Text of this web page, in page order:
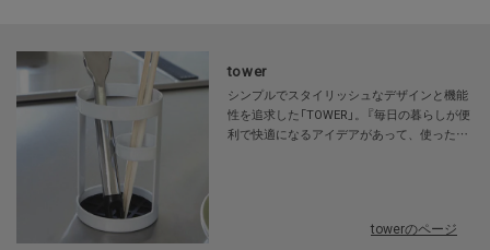
tower
シンプルでスタイリッシュなデザインと機能
性を追求した「TOWER」。『毎日の暮らしが便
利で快適になるアイデアがあって、使った時
towerのページ